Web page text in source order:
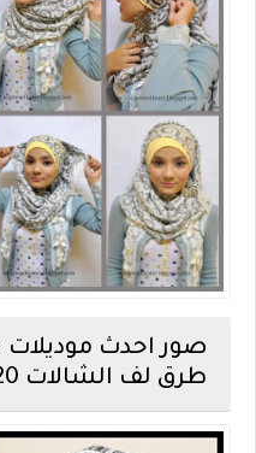
صور احدث
طرق لف الشالات 2020